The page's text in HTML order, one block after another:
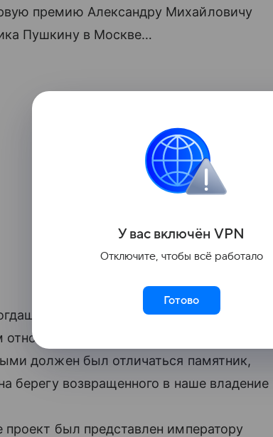
премию Александру Михайловичу
Пушкину в Москве…
генерал-губернатор Восточной
была олицетворением энергии
должен был отличаться памятник,
берегу возвращенного в наше владение
был представлен императору
У вас включён VPN
Отключите, чтобы всё работало
Готово